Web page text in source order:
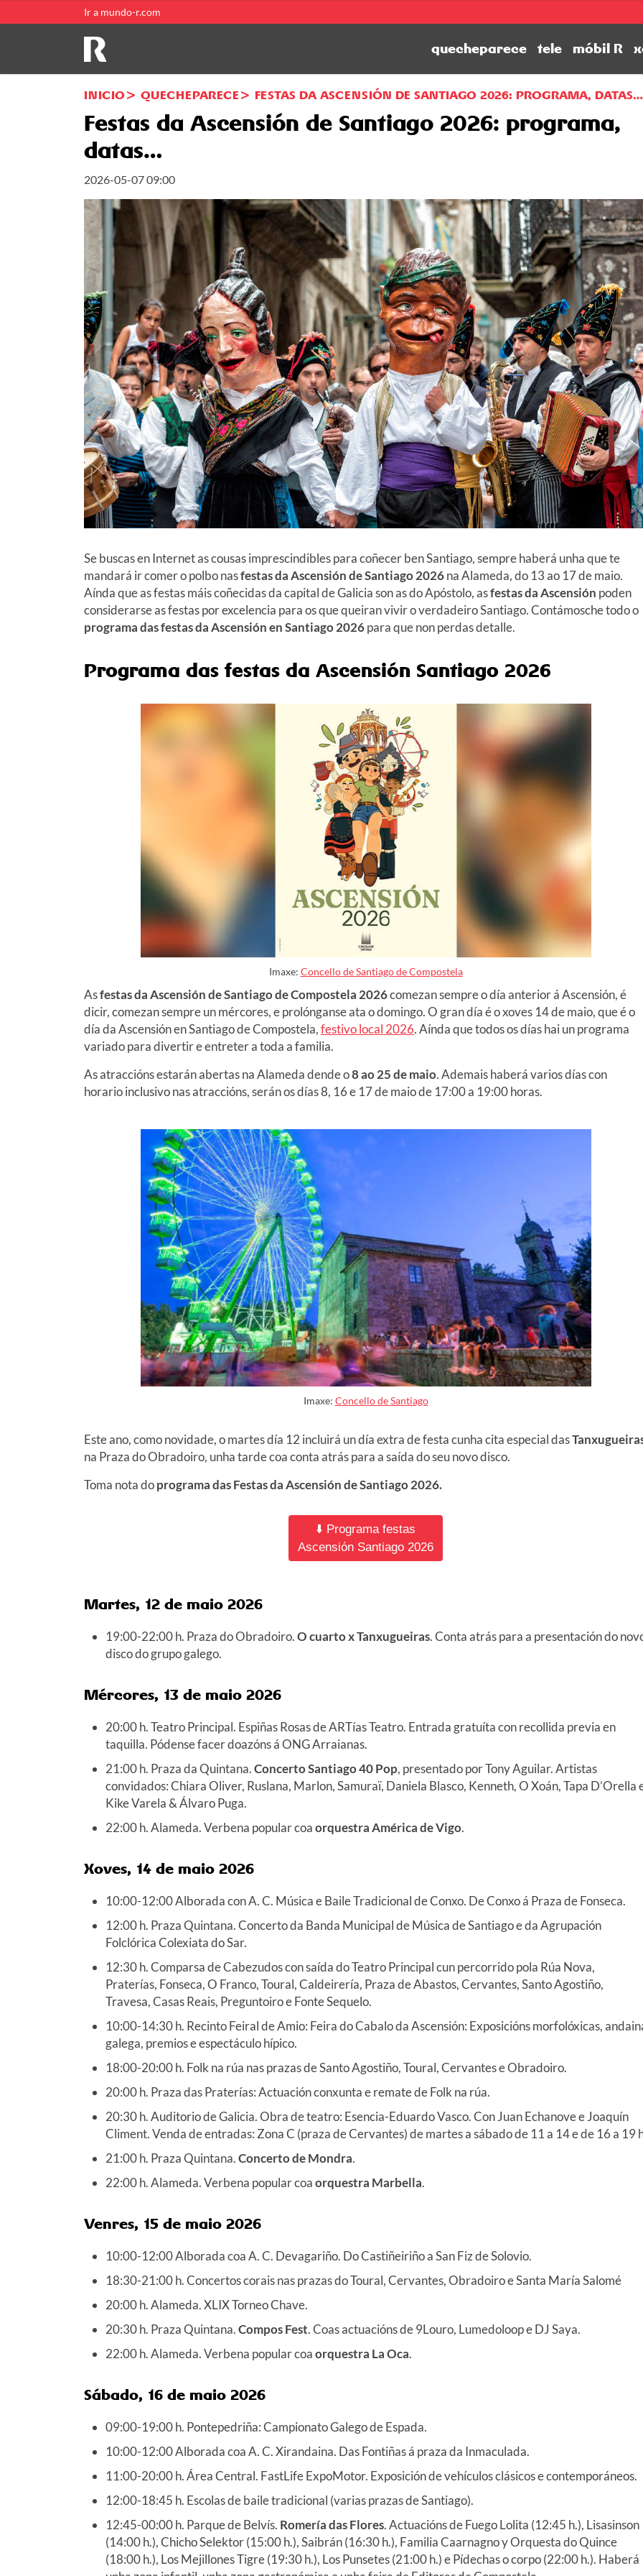
Ir a mundo-r.com
quecheparece tele móbil R
INICIO QUECHEPARECE FESTAS DA ASCENSIÓN DE SANTIAGO 2026: PROGRAMA, DATAS…
Festas da Ascensión de Santiago 2026: programa,
datas…
2026-05-07 09:00
Se buscas en Internet as cousas imprescindibles para coñecer ben Santiago, sempre haberá unha que te
mandará ir comer o polbo nasfestas da Ascensiónde Santiago 2026na Alameda,do 13 ao 17 de maio.
Aínda que as festas máis coñecidas da capital de Galicia son as do Apóstolo, asfestas da Ascensión poden
considerarse as festas por excelencia para os que queiran vivir o verdadeiro Santiago. Contámosche todo o
programa das festas da Ascensión en Santiago 2026para que non perdas detalle.
Programa das festas da Ascensión Santiago 2026
Imaxe: Concello de Santiago de Compostela
Asfestas da Ascensión de Santiago de Compostela2026comezan sempre o día anterior á Ascensión, é
dicir, comezan sempre un mércores, e prolónganse ata o domingo. O gran día é o xoves 14 de maio,que é o
día da Ascensión en Santiago de Compostela,festivo local 2026. Aínda que todos os días hai un programa
variado para divertir e entreter a toda a familia.
As atraccións estarán abertas na Alameda dende o8 ao 25 de maio. Ademais haberá varios días con
horario inclusivo nas atraccións, serán os días 8, 16 e 17 de maio de 17:00 a 19:00 horas.
Imaxe: Concello de Santiago
Este ano, como novidade, o martes día 12 incluirá un día extra de festa cunha cita especial das
na Praza do Obradoiro, unha tarde coa conta atrás para a saída do seu novo disco.
Toma nota doprograma dasFestas da Ascensión de Santiago 2026.
⬇️ Programa festas
Ascensión Santiago 2026
Martes, 12 de maio 2026
19:00-22:00 h. Praza do Obradoiro.O cuarto x Tanxugueiras. Conta atrás para a presentación do
disco do grupo galego.
Mércores, 13 de maio 2026
20:00 h. Teatro Principal. Espiñas Rosas de ARTías Teatro. Entrada gratuíta con recollida previa en
taquilla. Pódense facer doazóns á ONG Arraianas.
21:00 h. Praza da Quintana.Concerto Santiago 40 Pop, presentado por Tony Aguilar. Artistas
convidados: Chiara Oliver, Ruslana, Marlon, Samuraï, Daniela Blasco, Kenneth, O Xoán, Tapa D’Orella
Kike Varela & Álvaro Puga.
22:00 h. Alameda. Verbena popular coaorquestra América de Vigo.
Xoves, 14 de maio 2026
10:00-12:00 Alborada con A. C. Música e Baile Tradicional de Conxo. De Conxo á Praza de Fonseca.
12:00 h. Praza Quintana. Concerto da Banda Municipal de Música de Santiago e da Agrupación
Folclórica Colexiata do Sar.
12:30 h. Comparsa de Cabezudos con saída do Teatro Principal cun percorrido pola Rúa Nova,
Praterías, Fonseca, O Franco, Toural, Caldeirería, Praza de Abastos, Cervantes, Santo Agostiño,
Travesa, Casas Reais, Preguntoiro e Fonte Sequelo.
10:00-14:30 h. Recinto Feiral de Amio: Feira do Cabalo da Ascensión: Exposicións morfolóxicas,
galega, premios e espectáculo hípico.
18:00-20:00 h. Folk na rúa nas prazas de Santo Agostiño, Toural, Cervantes e Obradoiro.
20:00 h. Praza das Praterías: Actuación conxunta e remate de Folk na rúa.
20:30 h. Auditorio de Galicia. Obra de teatro: Esencia-Eduardo Vasco. Con Juan Echanove e Joaquín
Climent. Venda de entradas: Zona C (praza de Cervantes) de martes a sábado de 11 a 14ede 16 a 19
21:00 h. Praza Quintana.Concerto de Mondra.
22:00 h. Alameda. Verbena popular coaorquestra Marbella.
Venres, 15 de maio 2026
10:00-12:00 Alborada coa A. C. Devagariño. Do Castiñeiriño a San Fiz de Solovio.
18:30-21:00 h. Concertos corais nas prazas do Toural, Cervantes, Obradoiro e Santa María Salomé
20:00 h. Alameda. XLIX Torneo Chave.
20:30 h. Praza Quintana.Compos Fest. Coas actuacións de 9Louro, Lumedoloop e DJ Saya.
22:00 h. Alameda. Verbena popular coaorquestra La Oca.
Sábado, 16 de maio 2026
09:00-19:00 h. Pontepedriña: Campionato Galego de Espada.
10:00-12:00 Alborada coa A. C. Xirandaina. Das Fontiñas á praza da Inmaculada.
11:00-20:00 h. Área Central. FastLife ExpoMotor. Exposición de vehículos clásicosecontemporáneos.
12:00-18:45 h. Escolas de baile tradicional (varias prazas de Santiago).
12:45-00:00 h. Parque de Belvís. Romería das Flores. Actuacións de Fuego Lolita (12:45 h.), Lisasinson
(14:00 h.), Chicho Selektor (15:00 h.), Saibrán (16:30 h.), Familia Caarnagno y Orquesta do Quince
(18:00 h.), Los Mejillones Tigre (19:30 h.), Los Punsetes (21:00 h.) e Pídechas o corpo (22:00 h.). Haberá